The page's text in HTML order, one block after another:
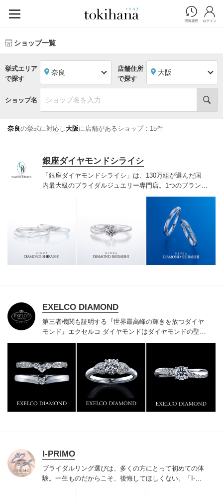
ショップ一覧
挙式エリア
で探す
奈良
店舗住所
で探す
大阪
ショップ名
奈良の挙式に対応し大阪に店舗があるショップ：15件
銀座ダイヤモンドシライシ
「銀座ダイヤモンドシライシ」は、130万組が選んだ国
内最大級のブライダルジュエリー専門店。1つのブランド
では国内最大級の700種類以上の豊富なデザインを取り
揃え、ふたりの「似合う」と「好き」を同時に叶えた満
足の選択ができる指輪をご提案しています。多くのお客
様にご満足いただけている、一生身に着けるための指輪
のクオリティや購入後のアフターサービスをぜひ一度店
頭でお確かめください。
EXELCO DIAMOND
第三者機関も証明する『世界最高峰の輝きを放つダイヤ
モンド』 エクセルコ ダイヤモンドはダイヤモンドの聖地
ベルギー発祥で200年以上の歴史がある真のカッターズ
門店としてリングのデザインや品質にもこだわっていま
す。おふたりに本物の輝きを一生身に着けていただきた
い想いで「ヴァージン・ダイヤモンド」「ハードプラチ
ナ」「保証内容」にこだわっています。
I-PRIMO
ブライダルリング選びは、多くの方にとって初めての体
験。一生ものだからこそ、後悔してほしくない。「I-